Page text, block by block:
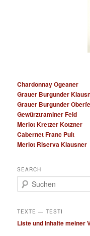
Chardonnay Ogeaner
Grauer Burgunder
Grauer Burgunder
Gewürztraminer Feld
Merlot Kretzer Kotzner
Cabernet Franc Puit
Merlot Riserva Klausner
SEARCH
u
h
n
TEXTE — TESTI
Liste und Inhalte meiner